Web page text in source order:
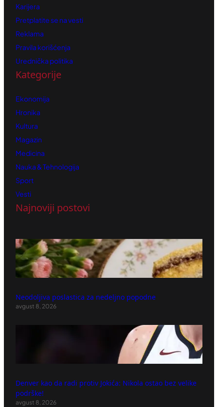
Karijera
Pretplatite se na vesti
Reklama
Pravila korišćenja
Urednička politika
Kategorije
Ekonomija
Hronika
Kultura
Magazin
Medicina
Nauka & Tehnologija
Sport
Vesti
Najnoviji postovi
Neodoljiva poslastica za nedeljno popodne
avgust 8, 2026
Denver kao da radi protiv Jokića: Nikola ostao bez velike
podrške!
avgust 8, 2026